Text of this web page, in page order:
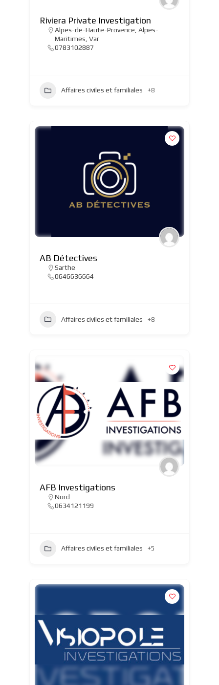
Riviera Private Investigation
Alpes-de-Haute-Provence Alpes-
Maritimes Var
0783102887
Affaires civiles et familiales +8
AB Détectives
Sarthe
0646636664
Affaires civiles et familiales +8
AFB Investigations
Nord
0634121199
Affaires civiles et familiales +5